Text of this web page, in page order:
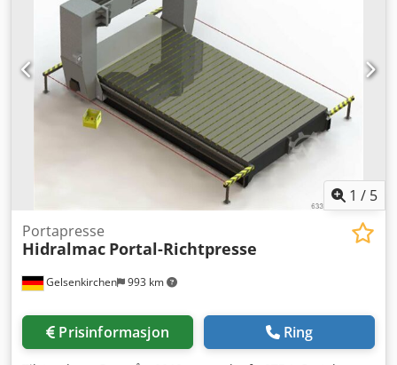
Brasil, Ungarn, Mexico, Bangladesh og over 200 presser til
40 japanske kunder. Vi er stolte av å være offisiell
salgspartner siden 2020, og vi ser frem til å høre fra deg.
Chjdpfx Aof Rt Ubeh Ija
1 / 5
Gelsenkirchen 993 km
Portapresse
Hidralmac Portal-Richtpresse
Prisinformasjon Ring